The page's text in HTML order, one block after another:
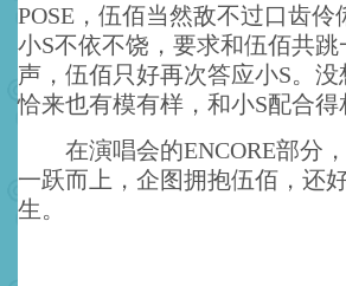
POSE，伍佰当然敌不过口齿
小S不依不饶，要求和伍佰共
声，伍佰只好再次答应小S。
恰来也有模有样，和小S配合得
在演唱会的ENCORE部分，
一跃而上，企图拥抱伍佰，还
生。